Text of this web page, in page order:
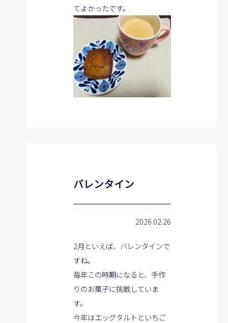
てよかったです。
バレンタイン
2026.02.26
2月といえば、バレンタインで
すね。
毎年この時期になると、手作
りのお菓子に挑戦していま
す。
今年はエッグタルトといちご